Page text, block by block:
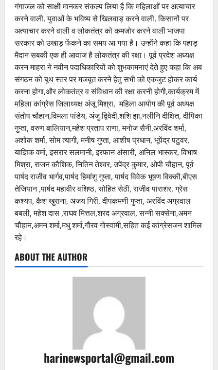
गंगाजल को साक्षी मानकर संकल्प लिया है कि महिलाओं पर अत्याचार
करने वाली, युवाओं के भविष्य से खिलवाड़ करने वाली, किसानों पर
अत्याचार करने वाली व लोकतंत्र को कमजोर करने वाली भाजपा
सरकार को उखाड़ फेंकने का समय आ गया है। उन्होंने कहा कि पहाड़
मैदान सबकी एक ही आवाज है लोकतंत्र की रक्षा। पूर्व प्रदेश अध्यक्ष
करन माहरा ने नवीन पदाधिकारियों को शुभकामनाएं देते हुए कहा कि अब
संगठन को बूथ स्तर पर मजबूत करने हेतु सभी को एकजुट होकर कार्य
करना होगा,और लोकतंत्र व संविधान की रक्षा करनी होगी,कार्यक्रम में
महिला कांग्रेस जिलाध्यक्ष अंजू मिश्रा, महिला आयोग की पूर्व अध्यक्ष
संतोष चौहान,विमला पांडेय, अंजु द्विवेदी,शशि झा,नलीनि दीक्षित, दीपिका
गुप्ता, वरुण बालियान,महेश प्रताप राणा, मनोज सैनी,अरविंद शर्मा,
अशोक शर्मा, सोम त्यागी, मनीष गुप्ता, आशीष प्रधान, भूपेंद्र पटुवर,
याज्ञिक वर्मा, इसरार सलमानी, इरफान अंसारी, अनिल भास्कर, विभाष
मिश्रा, राजन कौशिक, नितिन तेश्वर, उपेंद्र कुमार, ओपी चौहान, पूर्व
पार्षद राजीव भार्गव,पार्षद हिमांशु गुप्ता, पार्षद विवेक भूषण विक्की,बीएस
तेजियान ,पार्षद महावीर वशिष्ठ, सोहित सेठी, राजीव पाराशर, ग्रेस
कश्यप, कैश खुराना, अजय गिरी, दीपकमणी गुप्ता, अरविंद अग्रवाल
बबली, महेश दास ,राघव मित्तल,शरद अग्रवाल, सन्नी सक्सेना,अमन
चौहान,अमन शर्मा,मधु शर्मा,गौरव गोस्वामी,सहित कई कांग्रेसजन शामिल
रहे।
ABOUT THE AUTHOR
harinewsportal@gmail.com